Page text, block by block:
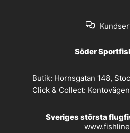
Söder
Butik: Hornsgatan 148,
Click & Collect:
Sveriges största